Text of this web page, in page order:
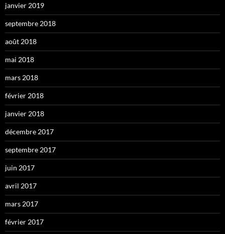
janvier 2019
septembre 2018
août 2018
mai 2018
mars 2018
février 2018
janvier 2018
décembre 2017
septembre 2017
juin 2017
avril 2017
mars 2017
février 2017